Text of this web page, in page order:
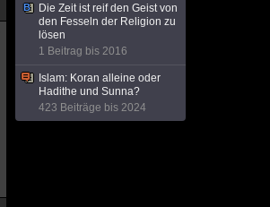
Die Zeit ist reif den Geist von
den Fesseln der Religion zu
lösen
1 Beitrag bis 2016
Islam: Koran alleine oder
Hadithe und Sunna?
423 Beiträge bis 2024